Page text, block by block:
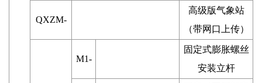
QXZM-
高级版气象站
（带网口上传）
M1-
固定式膨胀螺丝
安装立杆